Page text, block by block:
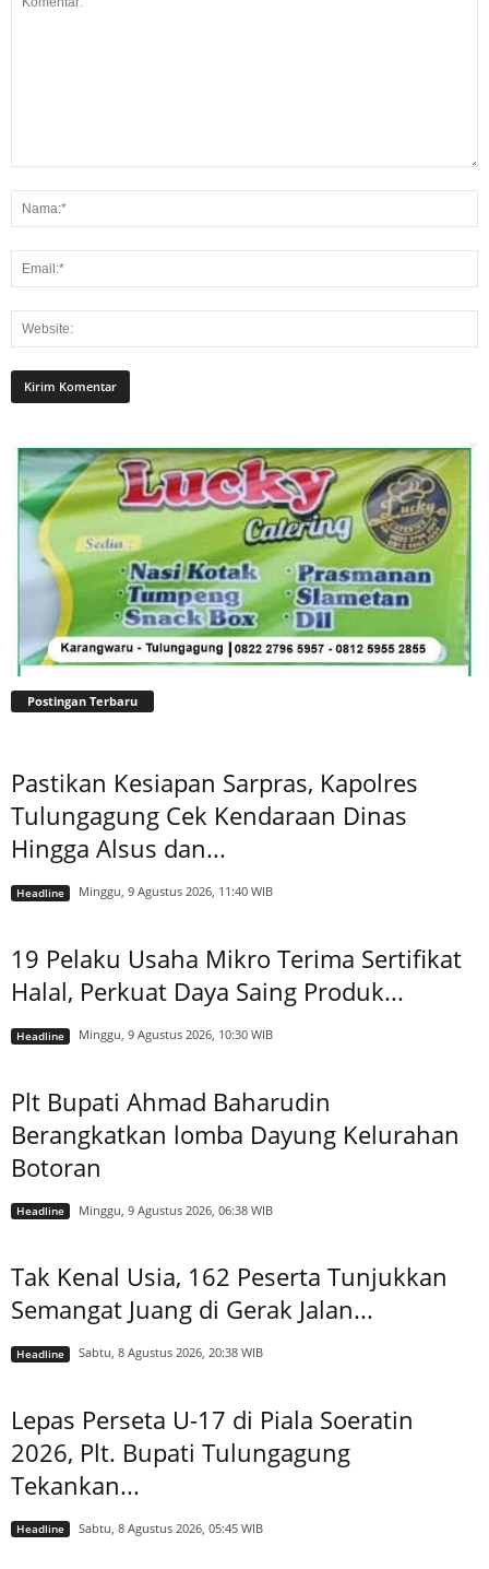
Postingan Terbaru
Pastikan Kesiapan Sarpras, Kapolres
Tulungagung Cek Kendaraan Dinas
Hingga Alsus dan...
Headline Minggu, 9 Agustus 2026, 11:40 WIB
19 Pelaku Usaha Mikro Terima Sertifikat
Halal, Perkuat Daya Saing Produk...
Headline Minggu, 9 Agustus 2026, 10:30 WIB
Plt Bupati Ahmad Baharudin
Berangkatkan lomba Dayung Kelurahan
Botoran
Headline Minggu, 9 Agustus 2026, 06:38 WIB
Tak Kenal Usia, 162 Peserta Tunjukkan
Semangat Juang di Gerak Jalan...
Headline Sabtu, 8 Agustus 2026, 20:38 WIB
Lepas Perseta U-17 di Piala Soeratin
2026, Plt. Bupati Tulungagung
Tekankan...
Headline
Sabtu, 8 Agustus 2026, 05:45 WIB